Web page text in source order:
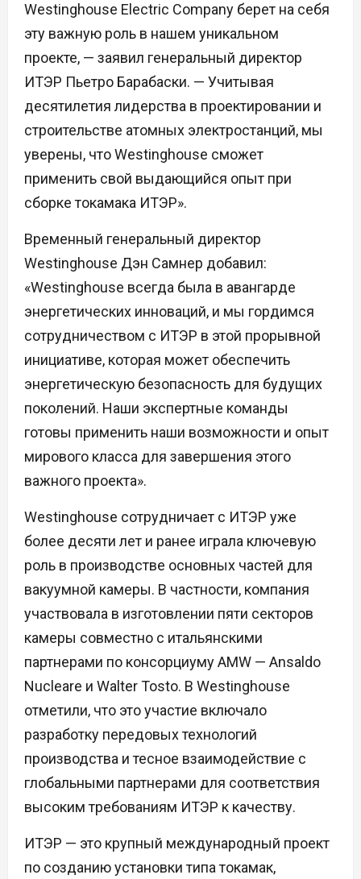
Westinghouse Electric Company берет на себя
эту важную роль в нашем уникальном
проекте, — заявил генеральный директор
ИТЭР Пьетро Барабаски. — Учитывая
десятилетия лидерства в проектировании и
строительстве атомных электростанций, мы
уверены, что Westinghouse сможет
применить свой выдающийся опыт при
сборке токамака ИТЭР».
Временный генеральный директор
Westinghouse Дэн Самнер добавил:
«Westinghouse всегда была в авангарде
энергетических инноваций, и мы гордимся
сотрудничеством с ИТЭР в этой прорывной
инициативе, которая может обеспечить
энергетическую безопасность для будущих
поколений. Наши экспертные команды
готовы применить наши возможности и опыт
мирового класса для завершения этого
важного проекта».
Westinghouse сотрудничает с ИТЭР уже
более десяти лет и ранее играла ключевую
роль в производстве основных частей для
вакуумной камеры. В частности, компания
участвовала в изготовлении пяти секторов
камеры совместно с итальянскими
партнерами по консорциуму AMW — Ansaldo
Nucleare и Walter Tosto. В Westinghouse
отметили, что это участие включало
разработку передовых технологий
производства и тесное взаимодействие с
глобальными партнерами для соответствия
высоким требованиям ИТЭР к качеству.
ИТЭР — это крупный международный проект
по созданию установки типа токамак,